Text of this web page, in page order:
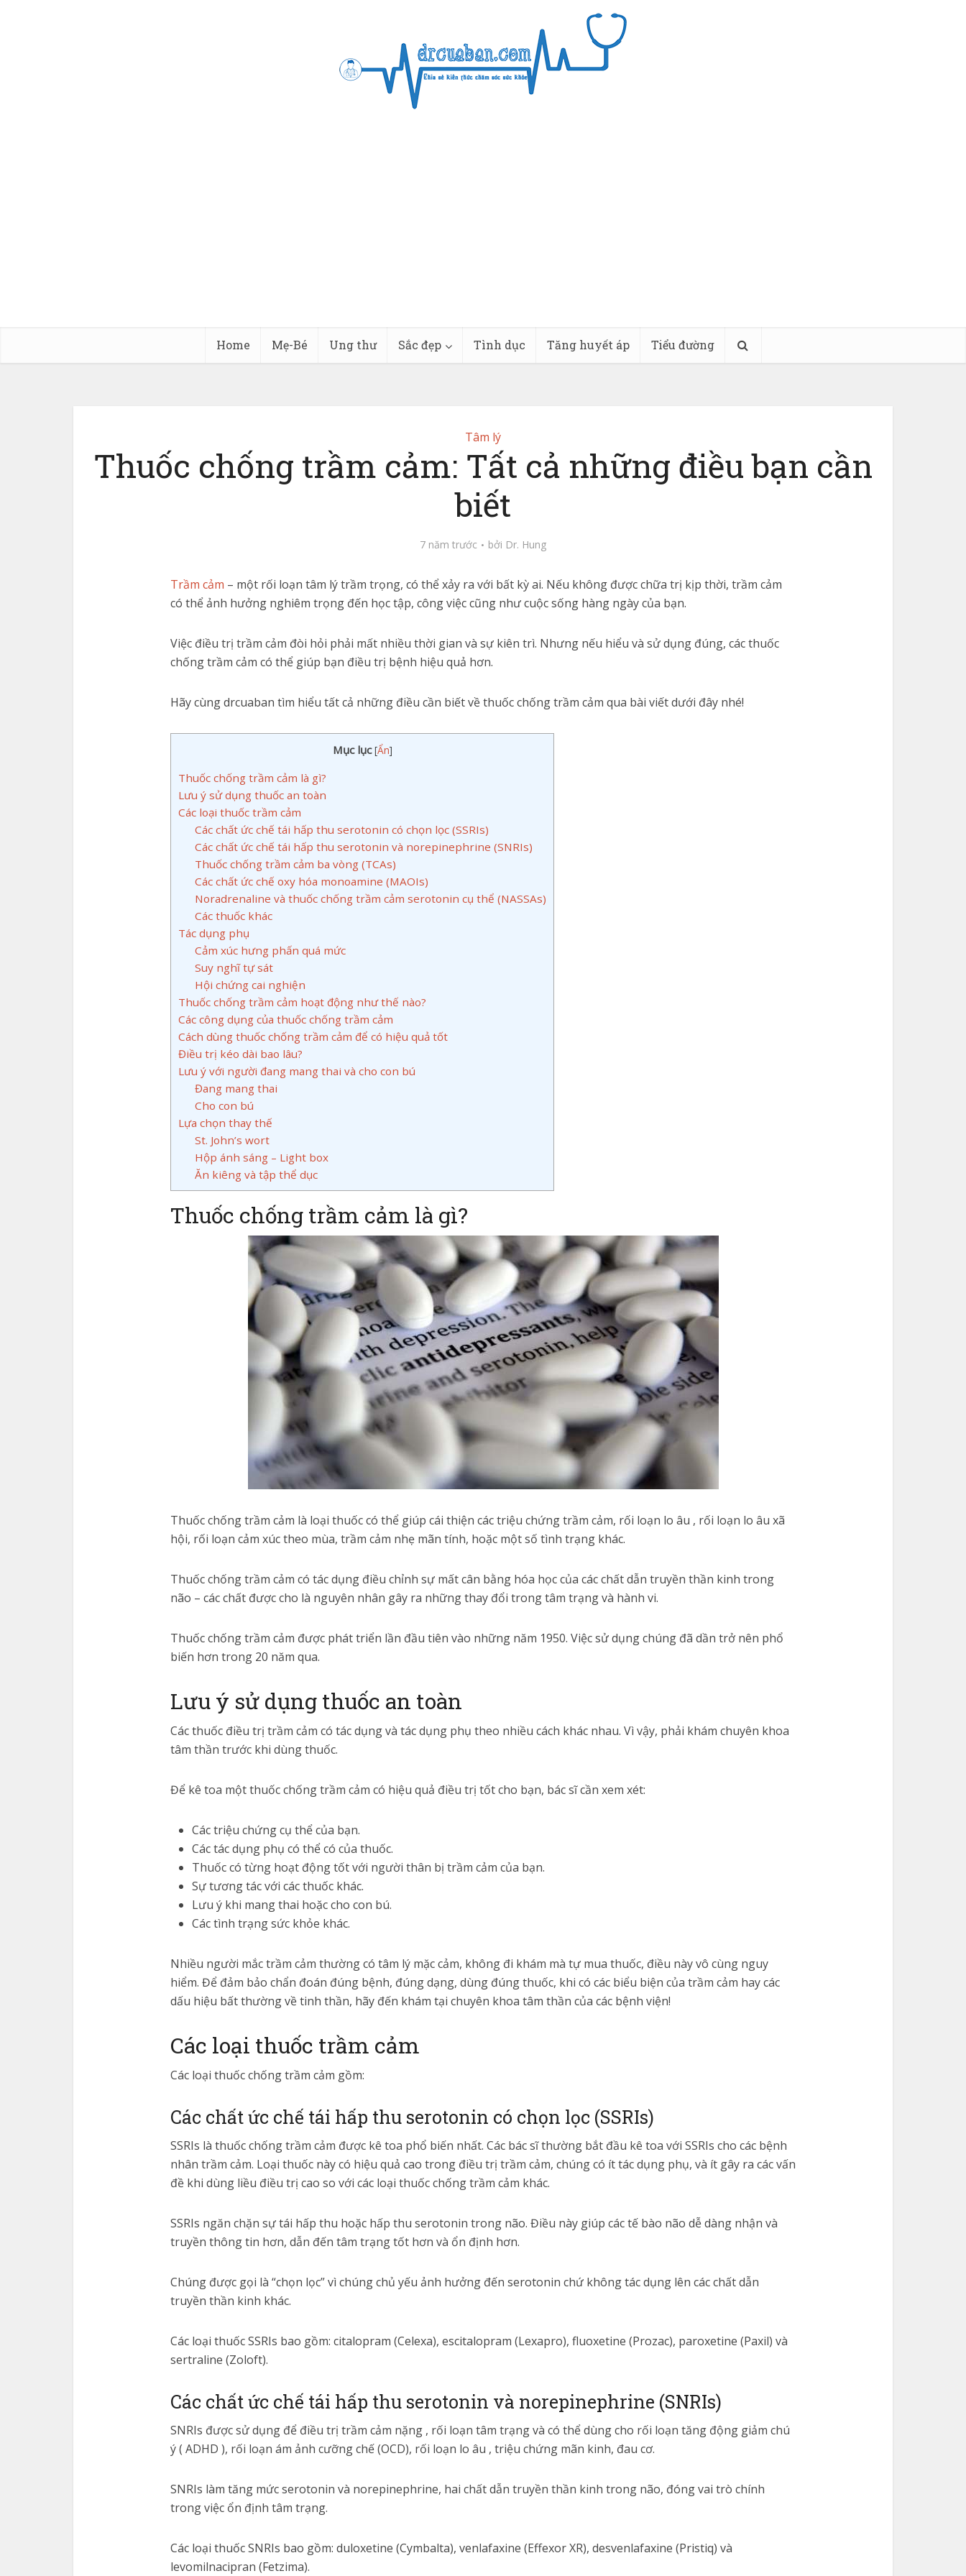
Home Mẹ-Bé Ung thư Sắc đẹp Tình dục Tăng huyết áp Tiểu đường
Tâm lý
Thuốc chống trầm cảm: Tất cả những điều bạn cần
biết
7 năm trước bởi Dr. Hung
Trầm cảm – một rối loạn tâm lý trầm trọng, có thể xảy ra với bất kỳ ai. Nếu không được chữa trị kịp thời, trầm cảm
có thể ảnh hưởng nghiêm trọng đến học tập, công việc cũng như cuộc sống hàng ngày của bạn.
Việc điều trị trầm cảm đòi hỏi phải mất nhiều thời gian và sự kiên trì. Nhưng nếu hiểu và sử dụng đúng, các thuốc
chống trầm cảm có thể giúp bạn điều trị bệnh hiệu quả hơn.
Hãy cùng drcuaban tìm hiểu tất cả những điều cần biết về thuốc chống trầm cảm qua bài viết dưới đây nhé!
Mục lục [Ẩn]
Thuốc chống trầm cảm là gì?
Lưu ý sử dụng thuốc an toàn
Các loại thuốc trầm cảm
Các chất ức chế tái hấp thu serotonin có chọn lọc (SSRIs)
Các chất ức chế tái hấp thu serotonin và norepinephrine (SNRIs)
Thuốc chống trầm cảm ba vòng (TCAs)
Các chất ức chế oxy hóa monoamine (MAOIs)
Noradrenaline và thuốc chống trầm cảm serotonin cụ thể (NASSAs)
Các thuốc khác
Tác dụng phụ
Cảm xúc hưng phấn quá mức
Suy nghĩ tự sát
Hội chứng cai nghiện
Thuốc chống trầm cảm hoạt động như thế nào?
Các công dụng của thuốc chống trầm cảm
Cách dùng thuốc chống trầm cảm để có hiệu quả tốt
Điều trị kéo dài bao lâu?
Lưu ý với người đang mang thai và cho con bú
Đang mang thai
Cho con bú
Lựa chọn thay thế
St. John’s wort
Hộp ánh sáng – Light box
Ăn kiêng và tập thể dục
Thuốc chống trầm cảm là gì?
Thuốc chống trầm cảm là loại thuốc có thể giúp cái thiện các triệu chứng trầm cảm, rối loạn lo âu , rối loạn lo âu xã
hội, rối loạn cảm xúc theo mùa, trầm cảm nhẹ mãn tính, hoặc một số tình trạng khác.
Thuốc chống trầm cảm có tác dụng điều chỉnh sự mất cân bằng hóa học của các chất dẫn truyền thần kinh trong
não – các chất được cho là nguyên nhân gây ra những thay đổi trong tâm trạng và hành vi.
Thuốc chống trầm cảm được phát triển lần đầu tiên vào những năm 1950. Việc sử dụng chúng đã dần trở nên phổ
biến hơn trong 20 năm qua.
Lưu ý sử dụng thuốc an toàn
Các thuốc điều trị trầm cảm có tác dụng và tác dụng phụ theo nhiều cách khác nhau. Vì vậy, phải khám chuyên khoa
tâm thần trước khi dùng thuốc.
Để kê toa một thuốc chống trầm cảm có hiệu quả điều trị tốt cho bạn, bác sĩ cần xem xét:
Các triệu chứng cụ thể của bạn.
Các tác dụng phụ có thể có của thuốc.
Thuốc có từng hoạt động tốt với người thân bị trầm cảm của bạn.
Sự tương tác với các thuốc khác.
Lưu ý khi mang thai hoặc cho con bú.
Các tình trạng sức khỏe khác.
Nhiều người mắc trầm cảm thường có tâm lý mặc cảm, không đi khám mà tự mua thuốc, điều này vô cùng nguy
hiểm. Để đảm bảo chẩn đoán đúng bệnh, đúng dạng, dùng đúng thuốc, khi có các biểu biện của trầm cảm hay các
dấu hiệu bất thường về tinh thần, hãy đến khám tại chuyên khoa tâm thần của các bệnh viện!
Các loại thuốc trầm cảm
Các loại thuốc chống trầm cảm gồm:
Các chất ức chế tái hấp thu serotonin có chọn lọc (SSRIs)
SSRIs là thuốc chống trầm cảm được kê toa phổ biến nhất. Các bác sĩ thường bắt đầu kê toa với SSRIs cho các bệnh
nhân trầm cảm. Loại thuốc này có hiệu quả cao trong điều trị trầm cảm, chúng có ít tác dụng phụ, và ít gây ra các vấn
đề khi dùng liều điều trị cao so với các loại thuốc chống trầm cảm khác.
SSRIs ngăn chặn sự tái hấp thu hoặc hấp thu serotonin trong não. Điều này giúp các tế bào não dễ dàng nhận và
truyền thông tin hơn, dẫn đến tâm trạng tốt hơn và ổn định hơn.
Chúng được gọi là “chọn lọc” vì chúng chủ yếu ảnh hưởng đến serotonin chứ không tác dụng lên các chất dẫn
truyền thần kinh khác.
Các loại thuốc SSRIs bao gồm: citalopram (Celexa), escitalopram (Lexapro), fluoxetine (Prozac), paroxetine (Paxil) và
sertraline (Zoloft).
Các chất ức chế tái hấp thu serotonin và norepinephrine (SNRIs)
SNRIs được sử dụng để điều trị trầm cảm nặng , rối loạn tâm trạng và có thể dùng cho rối loạn tăng động giảm chú
ý ( ADHD ), rối loạn ám ảnh cưỡng chế (OCD), rối loạn lo âu , triệu chứng mãn kinh, đau cơ.
SNRIs làm tăng mức serotonin và norepinephrine, hai chất dẫn truyền thần kinh trong não, đóng vai trò chính
trong việc ổn định tâm trạng.
Các loại thuốc SNRIs bao gồm: duloxetine (Cymbalta), venlafaxine (Effexor XR), desvenlafaxine (Pristiq) và
levomilnacipran (Fetzima).